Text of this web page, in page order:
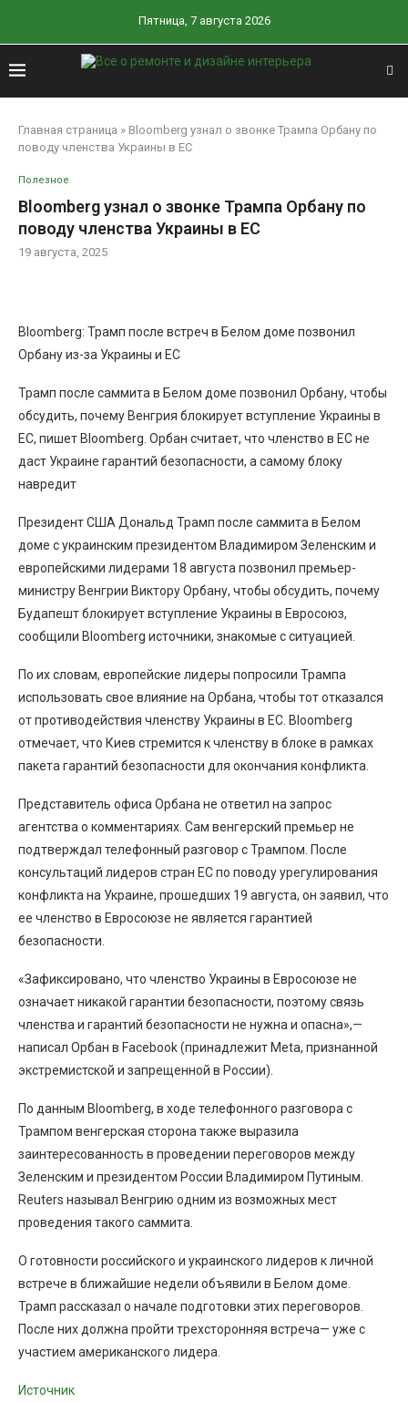
Пятница, 7 августа 2026
Главная страница » Bloomberg узнал о звонке Трампа Орбану по
поводу членства Украины в ЕС
Полезное
Bloomberg узнал о звонке Трампа Орбану по
поводу членства Украины в ЕС
19 августа, 2025
Bloomberg: Трамп после встреч в Белом доме позвонил
Орбану из-за Украины и ЕС
Трамп после саммита в Белом доме позвонил Орбану, чтобы
обсудить, почему Венгрия блокирует вступление Украины в
ЕС, пишет Bloomberg. Орбан считает, что членство в ЕС не
даст Украине гарантий безопасности, а самому блоку
навредит
Президент США Дональд Трамп после саммита в Белом
доме с украинским президентом Владимиром Зеленским и
европейскими лидерами 18 августа позвонил премьер-
министру Венгрии Виктору Орбану, чтобы обсудить, почему
Будапешт блокирует вступление Украины в Евросоюз,
сообщили Bloomberg источники, знакомые с ситуацией.
По их словам, европейские лидеры попросили Трампа
использовать свое влияние на Орбана, чтобы тот отказался
от противодействия членству Украины в ЕС. Bloomberg
отмечает, что Киев стремится к членству в блоке в рамках
пакета гарантий безопасности для окончания конфликта.
Представитель офиса Орбана не ответил на запрос
агентства о комментариях. Сам венгерский премьер не
подтверждал телефонный разговор с Трампом. После
консультаций лидеров стран ЕС по поводу урегулирования
конфликта на Украине, прошедших 19 августа, он заявил, что
ее членство в Евросоюзе не является гарантией
безопасности.
«Зафиксировано, что членство Украины в Евросоюзе не
означает никакой гарантии безопасности, поэтому связь
членства и гарантий безопасности не нужна и опасна»,—
написал Орбан в Facebook (принадлежит Meta, признанной
экстремистской и запрещенной в России).
По данным Bloomberg, в ходе телефонного разговора с
Трампом венгерская сторона также выразила
заинтересованность в проведении переговоров между
Зеленским и президентом России Владимиром Путиным.
Reuters называл Венгрию одним из возможных мест
проведения такого саммита.
О готовности российского и украинского лидеров к личной
встрече в ближайшие недели объявили в Белом доме.
Трамп рассказал о начале подготовки этих переговоров.
После них должна пройти трехсторонняя встреча— уже с
участием американского лидера.
Источник